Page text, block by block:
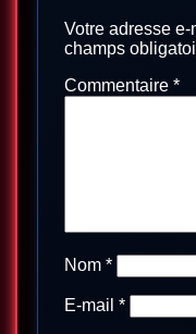
Votre adresse
champs
Commentaire *
Nom *
E-mail *